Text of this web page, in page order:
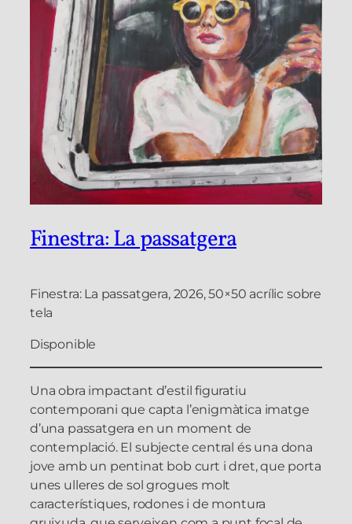
Finestra: La passatgera
Finestra: La passatgera, 2026, 50×50 acrílic sobre
tela
Disponible
Una obra impactant d’estil figuratiu
contemporani que capta l’enigmàtica imatge
d’una passatgera en un moment de
contemplació. El subjecte central és una dona
jove amb un pentinat bob curt i dret, que porta
unes ulleres de sol grogues molt
característiques, rodones i de montura